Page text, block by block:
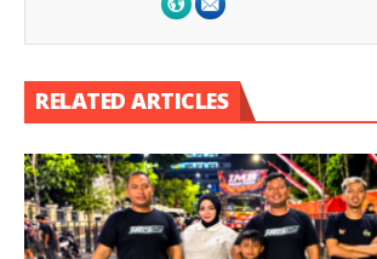
RELATED ARTICLES